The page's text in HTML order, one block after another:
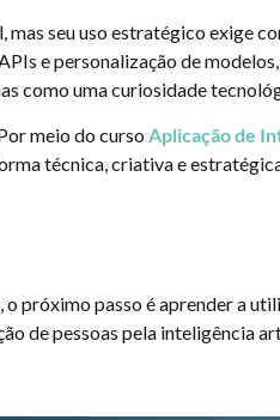
mas seu uso estratégico exige
e personalização de
como uma curiosidade
meio do curso Aplicação de
técnica, criativa e
o próximo passo é aprender a
de pessoas pela inteligência